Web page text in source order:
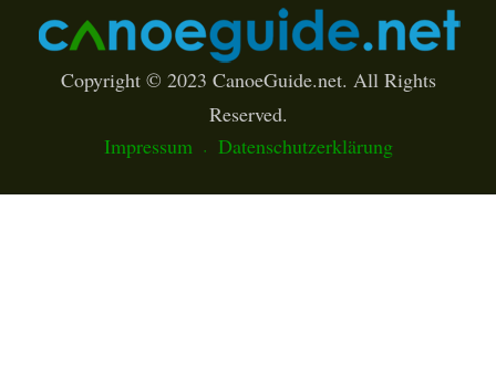
Copyright © 2023 CanoeGuide.net. All Rights
Reserved.
Impressum
Datenschutzerklärung